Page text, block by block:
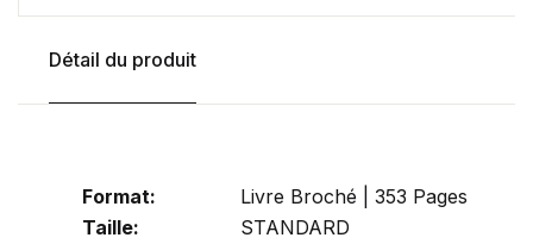
Détail du produit
Format:
Livre Broché | 353 Pages
Taille:
STANDARD